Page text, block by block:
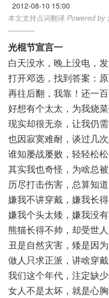
2012-08-10 15:00
本文支持点词翻译 Powered by
光棍节宣言一
白天没水，晚上没电，
打开邓选，找到答案：
再往后翻，我靠！还一百
好想有个太太，为我烧菜
现实却很无奈，让我仍需
也因寂寞难耐，谈过几次
谁知屡战屡败，轻轻松松
其实我也奇怪，为啥总被
历尽打击伤害，总算知道
嫌我不讲穿戴，嫌我长得
嫌我个头太矮，嫌我没有
熊猫长得不帅，却受世人
丑是自然灾害，矮是因为
做人只求正派，讲啥穿戴
我们这个年代，注定缺少
女人不是太坏，就是心胸